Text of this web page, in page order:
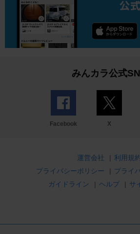
みんカラ公式
Facebook X
運営会社 | 利用規
プライバシーポリシー
| プライ
ガイドライン
| ヘルプ | サ